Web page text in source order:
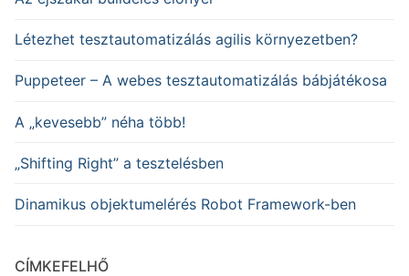
Létezhet tesztautomatizálás agilis környezetben?
Puppeteer – A webes tesztautomatizálás bábjátékosa
A „kevesebb” néha több!
„Shifting Right” a tesztelésben
Dinamikus objektumelérés Robot Framework-ben
CÍMKEFELHŐ